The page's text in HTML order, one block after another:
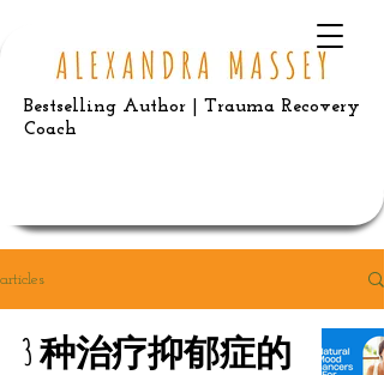
Bestselling Author | Trauma Recovery
Coach
articles
3 种治疗抑郁症的